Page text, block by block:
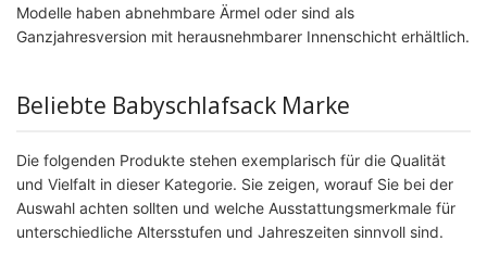
Modelle haben abnehmbare Ärmel oder sind als
Ganzjahresversion mit herausnehmbarer Innenschicht erhältlich.
Beliebte Babyschlafsack Marke
Die folgenden Produkte stehen exemplarisch für die Qualität
und Vielfalt in dieser Kategorie. Sie zeigen, worauf Sie bei der
Auswahl achten sollten und welche Ausstattungsmerkmale für
unterschiedliche Altersstufen und Jahreszeiten sinnvoll sind.